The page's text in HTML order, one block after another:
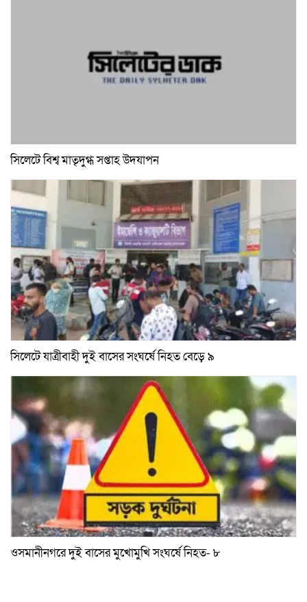
সিলেটে বিশ্ব মাতৃদুগ্ধ সপ্তাহ উদযাপন
সিলেটে যাত্রীবাহী দুই বাসের সংঘর্ষে নিহত বেড়ে ৯
ওসমানীনগরে দুই বাসের মুখোমুখি সংঘর্ষে নিহত- ৮